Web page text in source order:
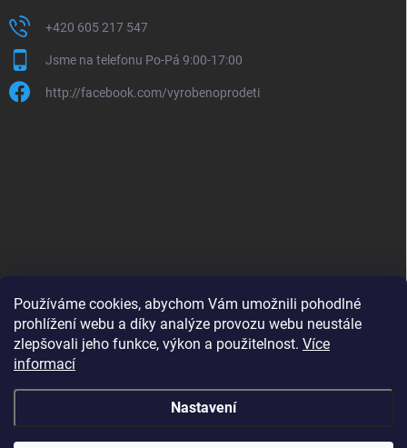
Používáme cookies, abychom Vám umožnili pohodlné
prohlížení webu a díky analýze provozu webu neustále
zlepšovali jeho funkce, výkon a použitelnost. Více
informací
Nastavení
+420 605 217 547
Jsme na telefonu Po-Pá 9:00-17:00
http://facebook.com/vyrobenoprodeti
B2B shop pro obchodníky - www.krokido.cz